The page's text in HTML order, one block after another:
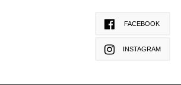
FACEBOOK
INSTAGRAM